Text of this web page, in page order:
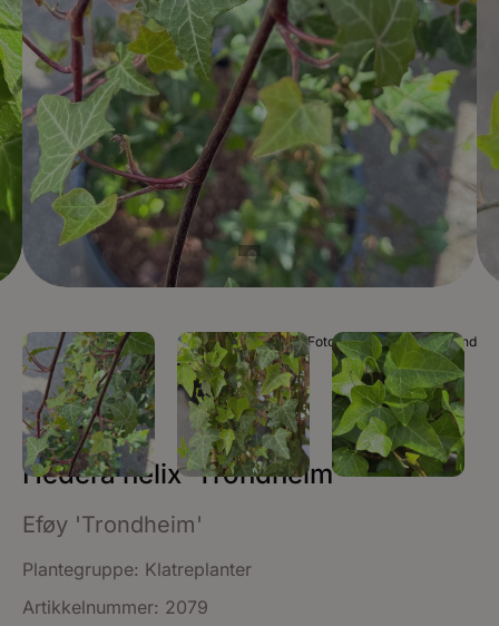
Foto Plantinor / Mia Roland
Hedera helix ‘Trondheim’
Eføy 'Trondheim'
Plantegruppe: Klatreplanter
Artikkelnummer: 2079